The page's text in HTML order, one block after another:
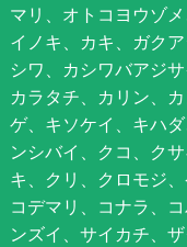
マリ、オトコヨウゾ
イノキ、カキ、ガク
シワ、カシワバアジ
カラタチ、カリン、
ゲ、キソケイ、キハ
ンシバイ、クコ、ク
キ、クリ、クロモジ
コデマリ、コナラ、
ンズイ、サイカチ、